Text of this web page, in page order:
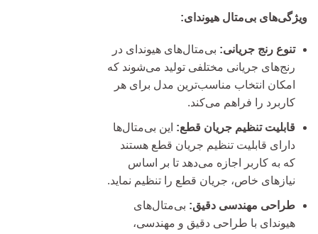
ویژگی‌های بی‌متال هیوندای:
تنوع رنج جریانی: بی‌متال‌های هیوندای در
رنج‌های جریانی مختلفی تولید می‌شوند که
امکان انتخاب مناسب‌ترین مدل برای هر
کاربرد را فراهم می‌کند.
قابلیت تنظیم جریان قطع: این بی‌متال‌ها
دارای قابلیت تنظیم جریان قطع هستند
که به کاربر اجازه می‌دهد تا بر اساس
نیازهای خاص، جریان قطع را تنظیم نماید.
طراحی مهندسی دقیق: بی‌متال‌های
هیوندای با طراحی دقیق و مهندسی،